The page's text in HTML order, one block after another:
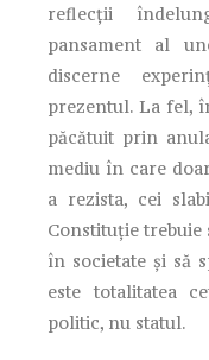
reflecţii
pansament al
discerne
prezentul. La fel,
păcătuit prin
mediu în care
a rezista, cei
Constituţie
în societate şi să
este totalitatea
politic, nu statul.